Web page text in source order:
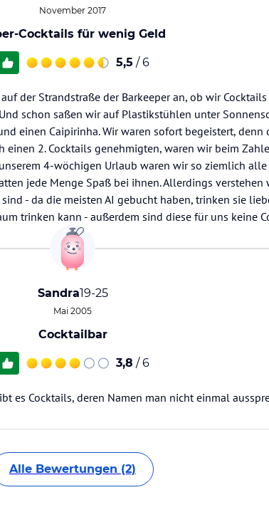
November 2017
Cocktails für wenig Geld
5,5 / 6
der Strandstraße der Barkeeper an, ob wir
schon saßen wir auf Plastikstühlen unter
einen Caipirinha. Wir waren sofort begeistert, denn
einen 2. Cocktails genehmigten, waren wir beim
4-wöchigen Urlaub waren wir so ziemlich alle
jede Menge Spaß bei ihnen. Allerdings verstehen
- da die meisten AI gebucht haben, trinken sie
trinken kann - außerdem sind diese für uns keine
Sandra19-25
Mai 2005
Cocktailbar
3,8 / 6
es Cocktails, deren Namen man nicht einmal
Alle Bewertungen (2)